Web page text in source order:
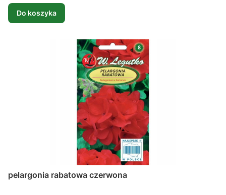
Do koszyka
pelargonia rabatowa czerwona